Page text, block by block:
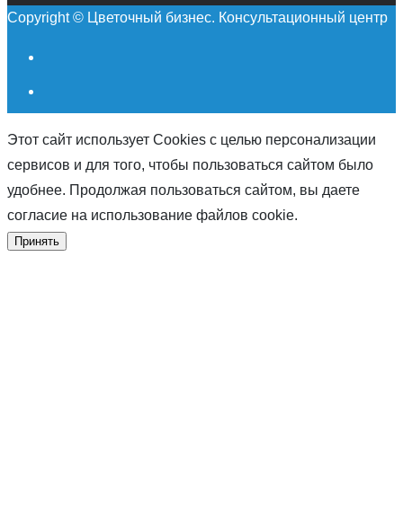
Copyright © Цветочный бизнес. Консультационный центр
Этот сайт использует Cookies с целью персонализации
сервисов и для того, чтобы пользоваться сайтом было
удобнее. Продолжая пользоваться сайтом, вы даете
согласие на использование файлов cookie.
Принять